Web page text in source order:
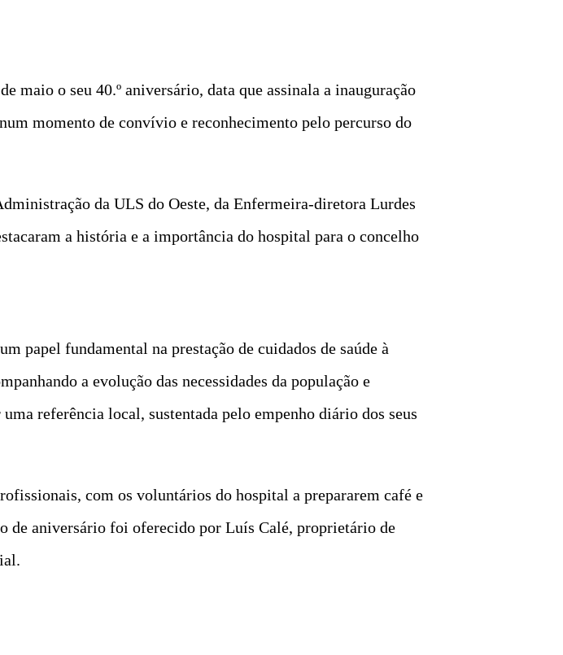
maio o seu 40.º aniversário, data que assinala a inauguração
momento de convívio e reconhecimento pelo percurso do
da ULS do Oeste, da Enfermeira-diretora Lurdes
a história e a importância do hospital para o concelho
papel fundamental na prestação de cuidados de saúde à
a evolução das necessidades da população e
referência local, sustentada pelo empenho diário dos seus
com os voluntários do hospital a prepararem café e
de aniversário foi oferecido por Luís Calé, proprietário de